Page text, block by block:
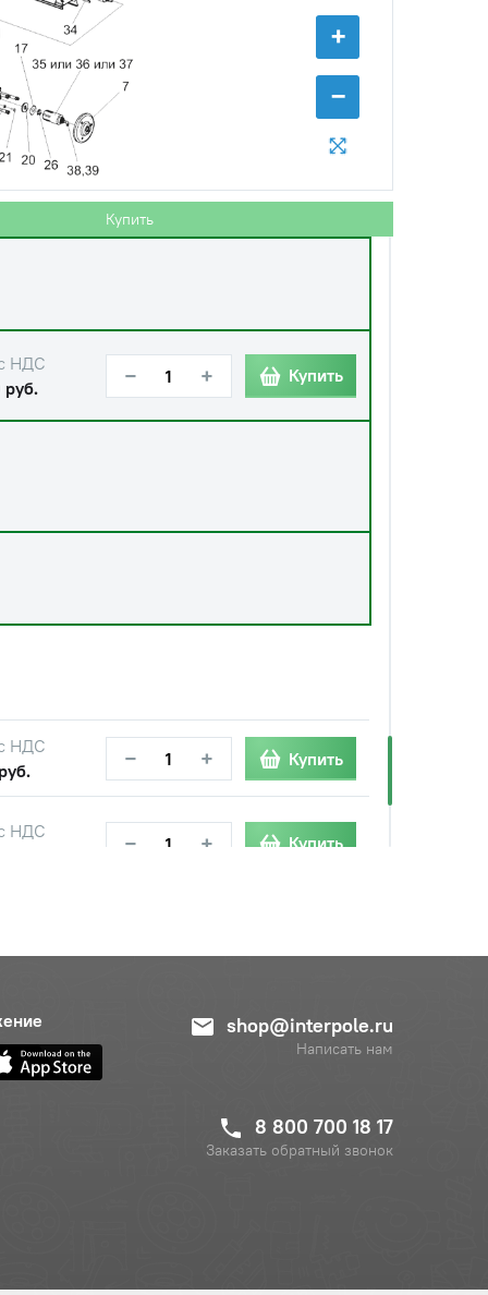
+
−
Купить
НДС
руб.
− + Купить
НДС
− + Купить
НДС
− + Купить
НДС
руб.
Купить
+ Купить
shop@interpole.ru
Написать нам
8 800 700 18 17
Заказать обратный звонок